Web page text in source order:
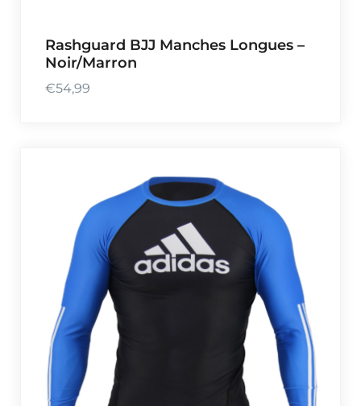
Rashguard BJJ Manches Longues –
Noir/Marron
€54,99